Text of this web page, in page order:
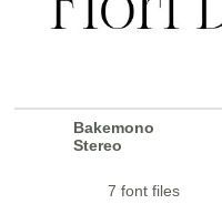
Bakemono
Stereo
7 font files